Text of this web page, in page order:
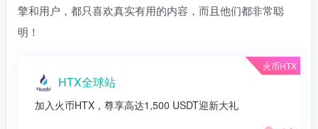
擎和用户，都只喜欢真实有用的内容，而且他们都非常聪
明！
火币HTX
HTX全球站
加入火币HTX，尊享高达1,500 USDT迎新大礼